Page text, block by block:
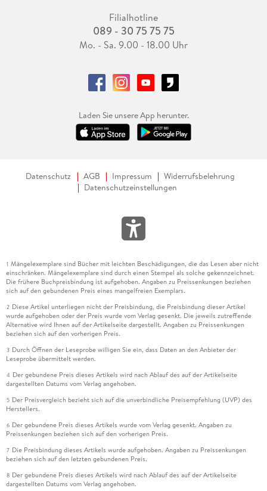
Filialhotline
089 - 30 75 75 75
Mo. - Sa. 9.00 - 18.00 Uhr
Laden Sie unsere App herunter.
Datenschutz AGB Impressum
Widerrufsbelehrung
Datenschutzeinstellungen
1 Mängelexemplare sind Bücher mit leichten Beschädigungen, die das Lesen aber nicht
einschränken. Mängelexemplare sind durch einen Stempel als solche gekennzeichnet.
Die frühere Buchpreisbindung ist aufgehoben. Angaben zu Preissenkungen beziehen
sich auf den gebundenen Preis eines mangelfreien Exemplars.
2 Diese Artikel unterliegen nicht der Preisbindung, die Preisbindung dieser Artikel
wurde aufgehoben oder der Preis wurde vom Verlag gesenkt. Die jeweils zutreffende
Alternative wird Ihnen auf der Artikelseite dargestellt. Angaben zu Preissenkungen
beziehen sich auf den vorherigen Preis.
3 Durch Öffnen der Leseprobe willigen Sie ein, dass Daten an den Anbieter der
Leseprobe übermittelt werden.
4 Der gebundene Preis dieses Artikels wird nach Ablauf des auf der Artikelseite
dargestellten Datums vom Verlag angehoben.
5 Der Preisvergleich bezieht sich auf die unverbindliche Preisempfehlung (UVP) des
Herstellers.
6 Der gebundene Preis dieses Artikels wurde vom Verlag gesenkt. Angaben zu
Preissenkungen beziehen sich auf den vorherigen Preis.
7 Die Preisbindung dieses Artikels wurde aufgehoben. Angaben zu Preissenkungen
beziehen sich auf den letzten gebundenen Preis.
8 Der gebundene Preis dieses Artikels wird nach Ablauf des auf der Artikelseite
dargestellten Datums vom Verlag angehoben.